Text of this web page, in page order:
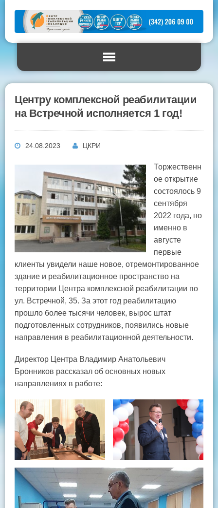
Центру комплексной реабилитации
на Встречной исполняется 1 год!
24.08.2023 ЦКРИ
Торжественн
ое открытие
состоялось 9
сентября
2022 года, но
именно в
августе
первые
клиенты увидели наше новое, отремонтированное
здание и реабилитационное пространство на
территории Центра комплексной реабилитации по
ул. Встречной, 35. За этот год реабилитацию
прошло более тысячи человек, вырос штат
подготовленных сотрудников, появились новые
направления в реабилитационной деятельности.
Директор Центра Владимир Анатольевич
Бронников рассказал об основных новых
направлениях в работе: